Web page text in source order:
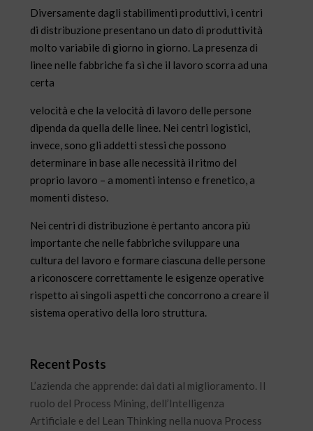
Diversamente dagli stabilimenti produttivi, i centri
di distribuzione presentano un dato di produttività
molto variabile di giorno in giorno. La presenza di
linee nelle fabbriche fa sì che il lavoro scorra ad una
certa
velocità e che la velocità di lavoro delle persone
dipenda da quella delle linee. Nei centri logistici,
invece, sono gli addetti stessi che possono
determinare in base alle necessità il ritmo del
proprio lavoro – a momenti intenso e frenetico, a
momenti disteso.
Nei centri di distribuzione è pertanto ancora più
importante che nelle fabbriche sviluppare una
cultura del lavoro e formare ciascuna delle persone
a riconoscere correttamente le esigenze operative
rispetto ai singoli aspetti che concorrono a creare il
sistema operativo della loro struttura.
Recent Posts
L’azienda che apprende: dai dati al miglioramento. Il
ruolo del Process Mining, dell’Intelligenza
Artificiale e del Lean Thinking nella nuova Process